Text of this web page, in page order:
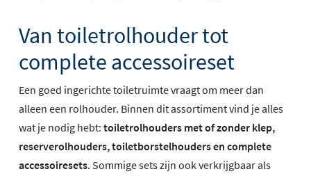
Van toiletrolhouder tot
complete accessoireset
Een goed ingerichte toiletruimte vraagt om meer dan
alleen een rolhouder. Binnen dit assortiment vind je alles
wat je nodig hebt: toiletrolhouders met of zonder klep,
reserverolhouders, toiletborstelhouders en complete
accessoiresets. Sommige sets zijn ook verkrijgbaar als